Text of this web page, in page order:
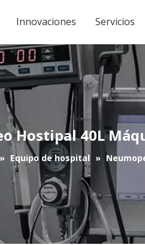
Innovaciones Servicios
Hostipal 40L
» Equipo de hospital »